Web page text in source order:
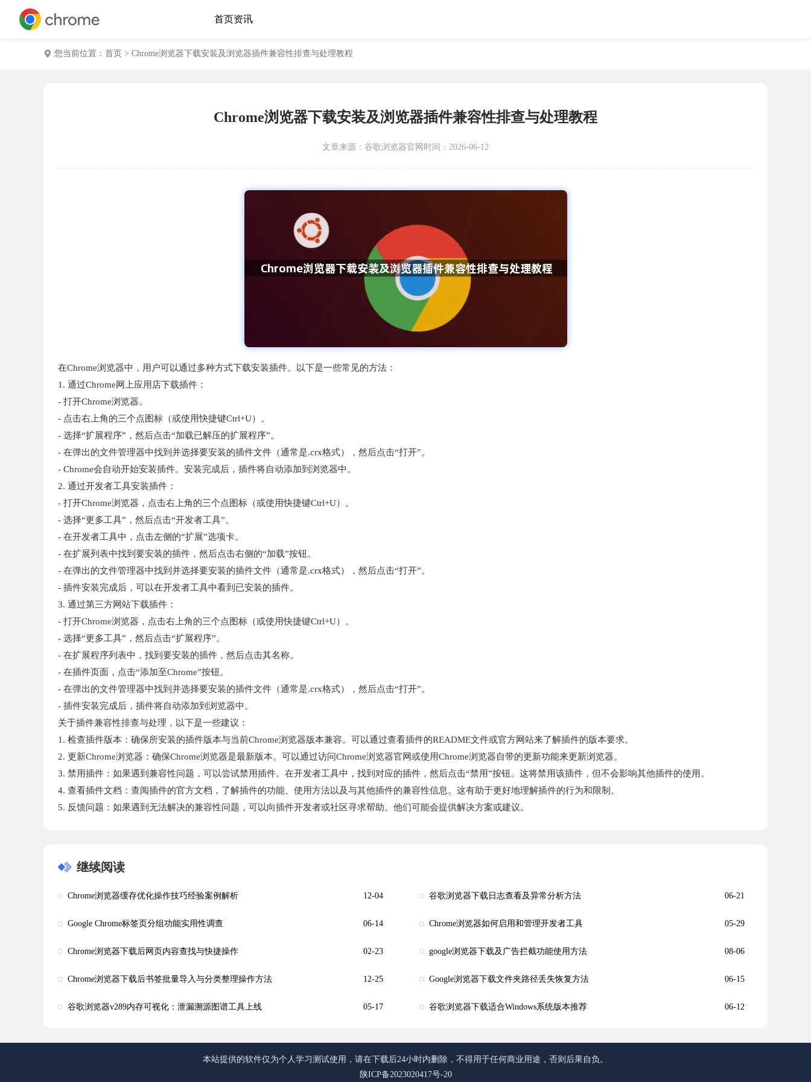
首页资讯
您当前位置： 首页 > Chrome浏览器下载安装及浏览器插件兼容性排查与处理教程
Chrome浏览器下载安装及浏览器插件兼容性排查与处理教程
文章来源： 谷歌浏览器官网 时间：2026-06-12
在Chrome浏览器中，用户可以通过多种方式下载安装插件。以下是一些常见的方法：
1. 通过Chrome网上应用店下载插件：
- 打开Chrome浏览器。
- 点击右上角的三个点图标（或使用快捷键Ctrl+U）。
- 选择“扩展程序”，然后点击“加载已解压的扩展程序”。
- 在弹出的文件管理器中找到并选择要安装的插件文件（通常是.crx格式），然后点击“打开”。
- Chrome会自动开始安装插件。安装完成后，插件将自动添加到浏览器中。
2. 通过开发者工具安装插件：
- 打开Chrome浏览器，点击右上角的三个点图标（或使用快捷键Ctrl+U）。
- 选择“更多工具”，然后点击“开发者工具”。
- 在开发者工具中，点击左侧的“扩展”选项卡。
- 在扩展列表中找到要安装的插件，然后点击右侧的“加载”按钮。
- 在弹出的文件管理器中找到并选择要安装的插件文件（通常是.crx格式），然后点击“打开”。
- 插件安装完成后，可以在开发者工具中看到已安装的插件。
3. 通过第三方网站下载插件：
- 打开Chrome浏览器，点击右上角的三个点图标（或使用快捷键Ctrl+U）。
- 选择“更多工具”，然后点击“扩展程序”。
- 在扩展程序列表中，找到要安装的插件，然后点击其名称。
- 在插件页面，点击“添加至Chrome”按钮。
- 在弹出的文件管理器中找到并选择要安装的插件文件（通常是.crx格式），然后点击“打开”。
- 插件安装完成后，插件将自动添加到浏览器中。
关于插件兼容性排查与处理，以下是一些建议：
1. 检查插件版本：确保所安装的插件版本与当前Chrome浏览器版本兼容。可以通过查看插件的README文件或官方网站来了解插件的版本要求。
2. 更新Chrome浏览器：确保Chrome浏览器是最新版本。可以通过访问Chrome浏览器官网或使用Chrome浏览器自带的更新功能来更新浏览器。
3. 禁用插件：如果遇到兼容性问题，可以尝试禁用插件。在开发者工具中，找到对应的插件，然后点击“禁用”按钮。这将禁用该插件，但不会影响其他插件的使用。
4. 查看插件文档：查阅插件的官方文档，了解插件的功能、使用方法以及与其他插件的兼容性信息。这有助于更好地理解插件的行为和限制。
5. 反馈问题：如果遇到无法解决的兼容性问题，可以向插件开发者或社区寻求帮助。他们可能会提供解决方案或建议。
继续阅读
Chrome浏览器缓存优化操作技巧经验案例解析 12-04 谷歌浏览器下载日志查看及异常分析方法 06-21
Google Chrome标签页分组功能实用性调查 06-14 Chrome浏览器如何启用和管理开发者工具 05-29
Chrome浏览器下载后网页内容查找与快捷操作 02-23 google浏览器下载及广告拦截功能使用方法 08-06
Chrome浏览器下载后书签批量导入与分类整理操作方法 12-25 Google浏览器下载文件夹路径丢失恢复方法 06-15
谷歌浏览器v289内存可视化：泄漏溯源图谱工具上线 05-17 谷歌浏览器下载适合Windows系统版本推荐 06-12
本站提供的软件仅为个人学习测试使用，请在下载后24小时内删除，不得用于任何商业用途，否则后果自负。
陕ICP备2023020417号-20